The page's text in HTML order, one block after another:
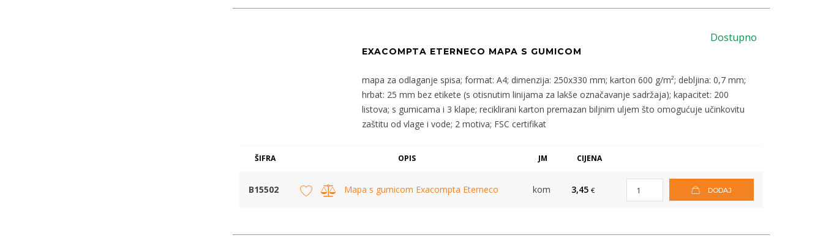
Dostupno
EXACOMPTA ETERNECO MAPA S GUMICOM
mapa za odlaganje spisa; format: A4; dimenzija: 250x330 mm; karton 600 g/m²; debljina: 0,7 mm;
hrbat: 25 mm bez etikete (s otisnutim linijama za lakše označavanje sadržaja); kapacitet: 200
listova; s gumicama i 3 klape; reciklirani karton premazan biljnim uljem što omogućuje učinkovitu
zaštitu od vlage i vode; 2 motiva; FSC certifikat
ŠIFRA OPIS JM CIJENA
B15502 Mapa s gumicom Exacompta Eterneco kom 3,45 € DODAJ